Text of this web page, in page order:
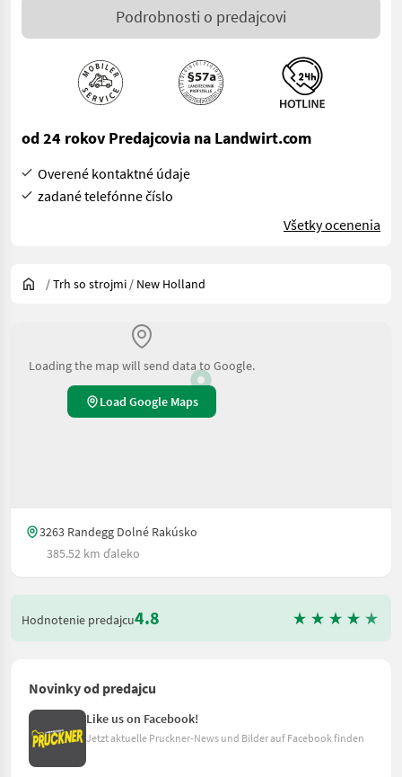
Podrobnosti o predajcovi
od 24 rokov Predajcovia na Landwirt.com
Overené kontaktné údaje
zadané telefónne číslo
Všetky ocenenia
/Trh so strojmi / New Holland
Loading the map will send data to Google.
Load Google Maps
3263 Randegg Dolné Rakúsko
385.52 km ďaleko
Hodnotenie predajcu4.8
Novinky od predajcu
Like us on Facebook!
Jetzt aktuelle Pruckner-News und Bilder auf Facebook finden